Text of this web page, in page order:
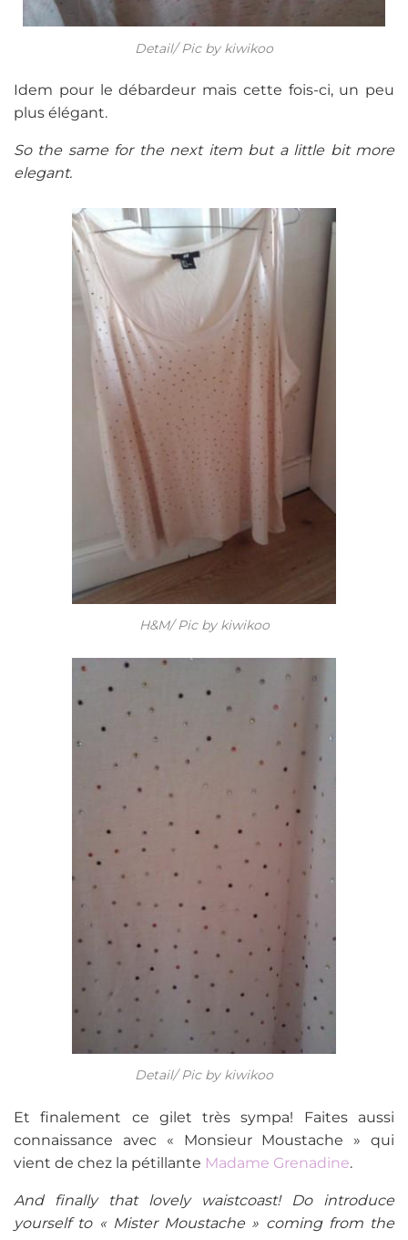
Detail/ Pic by kiwikoo
Idem pour le débardeur mais cette fois-ci, un peu
plus élégant.
So the same for the next item but a little bit more
elegant.
H&M/ Pic by kiwikoo
Detail/ Pic by kiwikoo
Et finalement ce gilet très sympa! Faites aussi
connaissance avec « Monsieur Moustache » qui
vient de chez la pétillante Madame Grenadine.
And finally that lovely waistcoast! Do introduce
yourself to « Mister Moustache » coming from the